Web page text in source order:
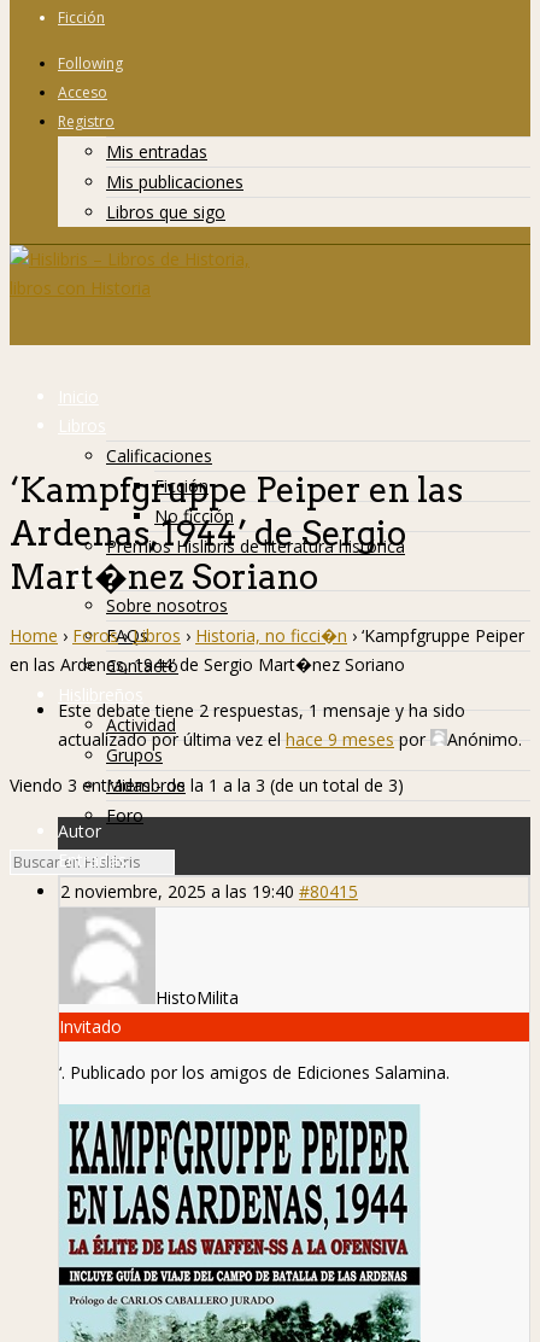
Ficción
Following
Acceso
Registro
Mis entradas
Mis publicaciones
Libros que sigo
Inicio
Libros
Calificaciones
Ficción
No ficción
Premios Hislibris de literatura histórica
Info
Sobre nosotros
FAQs
Contacto
Hislibreños
Actividad
Grupos
Miembros
Foro
‘Kampfgruppe Peiper en las
Ardenas, 1944’ de Sergio
Mart�nez Soriano
Home › Foros › Libros › Historia, no ficci�n › ‘Kampfgruppe Peiper
en las Ardenas, 1944’ de Sergio Mart�nez Soriano
Este debate tiene 2 respuestas, 1 mensaje y ha sido
actualizado por última vez el hace 9 meses por Anónimo.
Viendo 3 entradas - de la 1 a la 3 (de un total de 3)
Autor
Entradas
2 noviembre, 2025 a las 19:40 #80415
HistoMilita
Invitado
‘. Publicado por los amigos de Ediciones Salamina.